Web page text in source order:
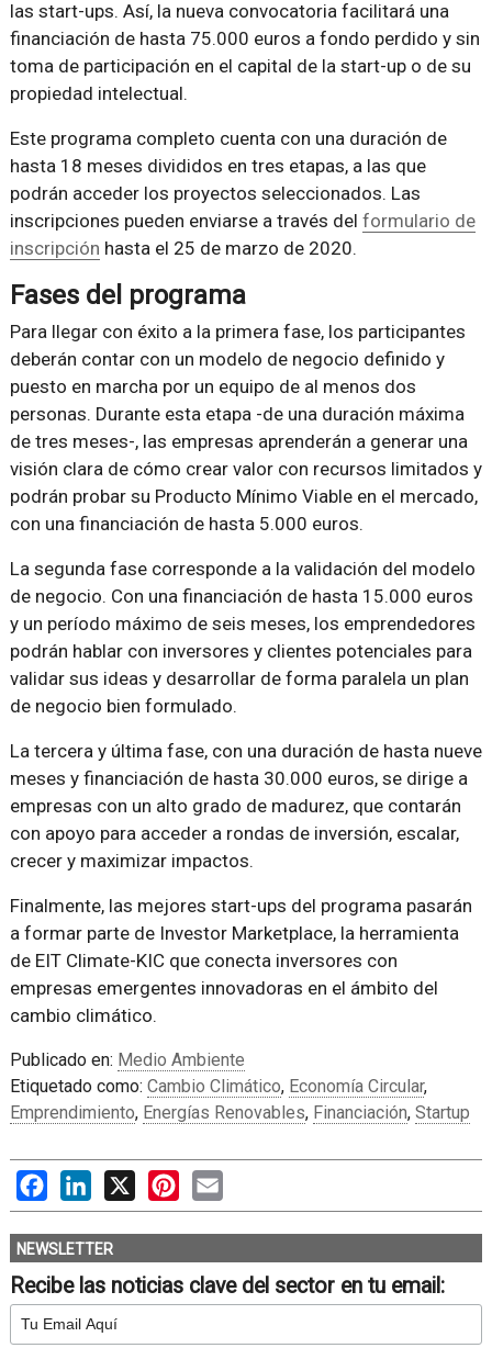
las start-ups. Así, la nueva convocatoria facilitará una
financiación de hasta 75.000 euros a fondo perdido y sin
toma de participación en el capital de la start-up o de su
propiedad intelectual.
Este programa completo cuenta con una duración de
hasta 18 meses divididos en tres etapas, a las que
podrán acceder los proyectos seleccionados. Las
inscripciones pueden enviarse a través del formulario de
inscripción hasta el 25 de marzo de 2020.
Fases del programa
Para llegar con éxito a la primera fase, los participantes
deberán contar con un modelo de negocio definido y
puesto en marcha por un equipo de al menos dos
personas. Durante esta etapa -de una duración máxima
de tres meses-, las empresas aprenderán a generar una
visión clara de cómo crear valor con recursos limitados y
podrán probar su Producto Mínimo Viable en el mercado,
con una financiación de hasta 5.000 euros.
La segunda fase corresponde a la validación del modelo
de negocio. Con una financiación de hasta 15.000 euros
y un período máximo de seis meses, los emprendedores
podrán hablar con inversores y clientes potenciales para
validar sus ideas y desarrollar de forma paralela un plan
de negocio bien formulado.
La tercera y última fase, con una duración de hasta nueve
meses y financiación de hasta 30.000 euros, se dirige a
empresas con un alto grado de madurez, que contarán
con apoyo para acceder a rondas de inversión, escalar,
crecer y maximizar impactos.
Finalmente, las mejores start-ups del programa pasarán
a formar parte de Investor Marketplace, la herramienta
de EIT Climate-KIC que conecta inversores con
empresas emergentes innovadoras en el ámbito del
cambio climático.
Publicado en: Medio Ambiente
Etiquetado como: Cambio Climático, Economía Circular,
Emprendimiento, Energías Renovables, Financiación, Startup
FacebookLinkedIn
X PinterestEmail
NEWSLETTER
Recibe las noticias clave del sector en tu email: